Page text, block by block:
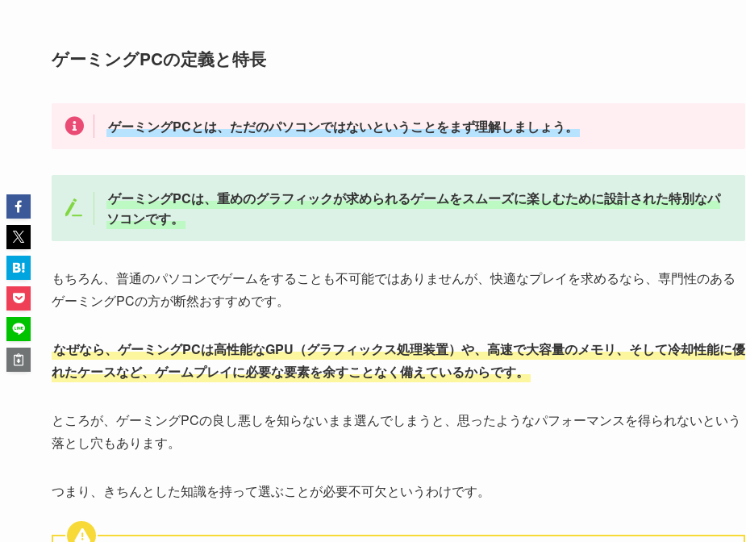
ゲーミングPCの定義と特長
ゲーミングPCとは、ただのパソコンではないということをまず理解しましょう。
ゲーミングPCは、重めのグラフィックが求められるゲームをスムーズに楽しむために設計された特別なパ
ソコンです。
もちろん、普通のパソコンでゲームをすることも不可能ではありませんが、快適なプレイを求めるなら、専門性のある
ゲーミングPCの方が断然おすすめです。
なぜなら、ゲーミングPCは高性能なGPU（グラフィックス処理装置）や、高速で大容量のメモリ、そして冷却性能に優
れたケースなど、ゲームプレイに必要な要素を余すことなく備えているからです。
ところが、ゲーミングPCの良し悪しを知らないまま選んでしまうと、思ったようなパフォーマンスを得られないという
落とし穴もあります。
つまり、きちんとした知識を持って選ぶことが必要不可欠というわけです。